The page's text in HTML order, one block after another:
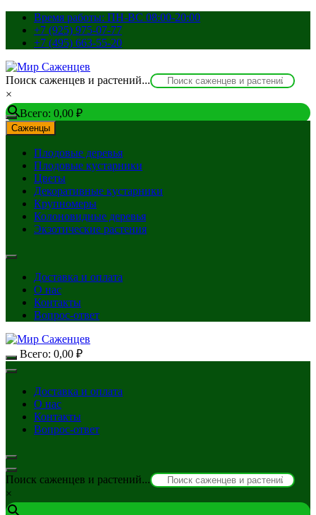
Перейти
содержимому
Время работы: ПН-ВС 08:00-20:00
+7 (925) 975-07-77
+7 (495) 663-55-20
Поиск саженцев и растений...
×
Всего: 0,00 ₽
Саженцы
Плодовые деревья
Плодовые кустарники
Цветы
Декоративные кустарники
Крупномеры
Колоновидные деревья
Экзотические растения
Доставка и оплата
О нас
Контакты
Вопрос-ответ
Всего: 0,00 ₽
Доставка и оплата
О нас
Контакты
Вопрос-ответ
Поиск саженцев и растений...
×